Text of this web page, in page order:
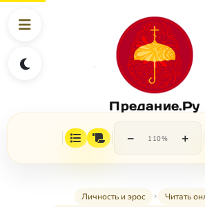
Предание.Ру
− 110% +
Личность и эрос
Читать